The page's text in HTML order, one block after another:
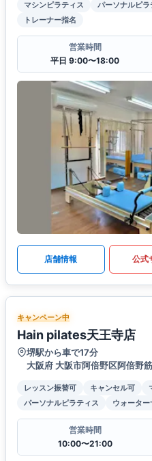
マシンピラティス パーソナルピラ
トレーナー指名
営業時間
平日 9:00〜18:00
店舗情報 公式
キャンペーン中
Hain pilates天王寺店
堺駅から車で17分
大阪府 大阪市阿倍野区阿倍野
レッスン振替可 キャンセル可
パーソナルピラティス
ウォータ
営業時間
10:00〜21:00